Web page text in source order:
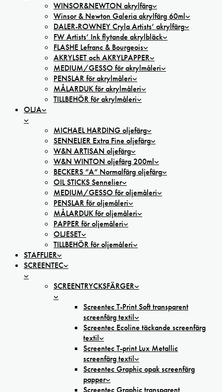
WINSOR&NEWTON akrylfärg
Winsor & Newton Galeria akrylfärg 60ml
DALER-ROWNEY Cryla Artists’ akrylfärg
FW Artists’ Ink flytande akrylbläck
FLASHE Lefranc & Bourgeois
AKRYLSET och AKRYLPAPPER
MEDIUM/GESSO för akrylmåleri
PENSLAR för akrylmåleri
MÅLARDUK för akrylmåleri
TILLBEHÖR för akrylmåleri
OLJA
MICHAEL HARDING oljefärg
SENNELIER Extra Fine oljefärg
W&N ARTISAN oljefärg
W&N WINTON oljefärg 200ml
BECKERS ”A” Normalfärg oljefärg
OIL STICKS Sennelier
MEDIUM/GESSO för oljemåleri
PENSLAR för oljemåleri
MÅLARDUK för oljemåleri
PAPPER för oljemåleri
OLJESET
TILLBEHÖR för oljemåleri
STAFFLIER
SCREENTEC
SCREENTRYCKSFÄRGER
Screentec T-Print Soft transparent
screenfärg textil
Screentec Ecoline täckande screenfärg
textil
Screentec T-print Lux Metallic
screenfärg textil
Screentec Graphic opak screenfärg
papper
Screentec Graphic transparent